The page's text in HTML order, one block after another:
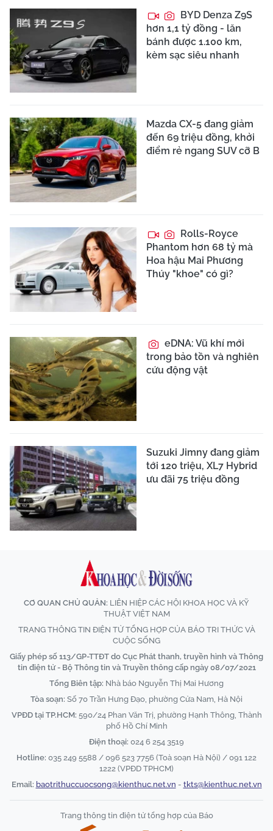
BYD Denza Z9S
hơn 1,1 tỷ đồng - lăn
bánh được 1.100 km,
kèm sạc siêu nhanh
Mazda CX-5 đang giảm
đến 69 triệu đồng, khởi
điểm rẻ ngang SUV cỡ B
Rolls-Royce
Phantom hơn 68 tỷ mà
Hoa hậu Mai Phương
Thúy "khoe" có gì?
eDNA: Vũ khí mới
trong bảo tồn và nghiên
cứu động vật
Suzuki Jimny đang giảm
tới 120 triệu, XL7 Hybrid
ưu đãi 75 triệu đồng
CƠ QUAN CHỦ QUẢN: LIÊN HIỆP CÁC HỘI KHOA HỌC VÀ KỸ
THUẬT VIỆT NAM
TRANG THÔNG TIN ĐIỆN TỬ TỔNG HỢP CỦA BÁO TRI THỨC VÀ
CUỘC SỐNG
Giấy phép số 113/GP-TTĐT do Cục Phát thanh, truyền hình và Thông
tin điện tử - Bộ Thông tin và Truyền thông cấp ngày 08/07/2021
Tổng Biên tập: Nhà báo Nguyễn Thị Mai Hương
Tòa soạn: Số 70 Trần Hưng Đạo, phường Cửa Nam, Hà Nội
VPĐD tại TP.HCM: 590/24 Phan Văn Trị, phường Hạnh Thông, Thành
phố Hồ Chí Minh
Điện thoại: 024 6 254 3519
Hotline: 035 249 5588 / 096 523 7756 (Toà soạn Hà Nội) / 091 122
1222 (VPĐD TPHCM)
Email: baotrithuccuocsong@kienthuc.net.vn - tkts@kienthuc.net.vn
Trang thông tin điện tử tổng hợp của Báo